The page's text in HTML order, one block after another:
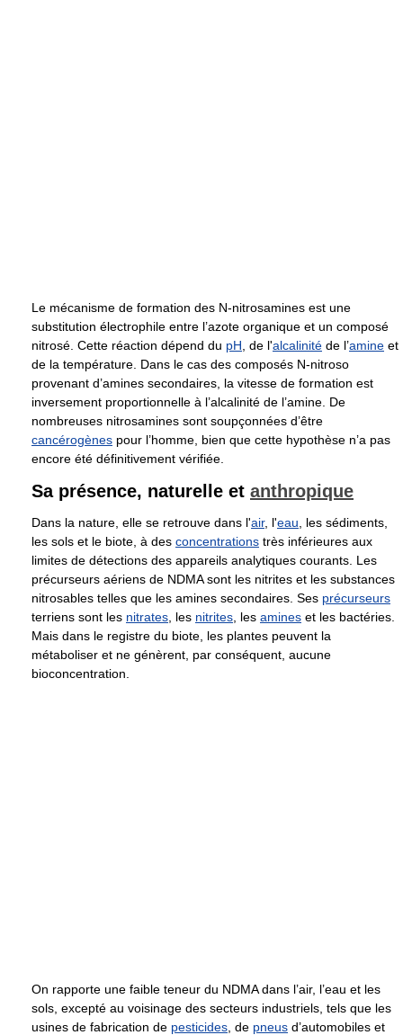
Le mécanisme de formation des N-nitrosamines est une
substitution électrophile entre l’azote organique et un composé
nitrosé. Cette réaction dépend du pH , de l'alcalinité de l’amine et
de la température. Dans le cas des composés N-nitroso
provenant d’amines secondaires, la vitesse de formation est
inversement proportionnelle à l’alcalinité de l’amine. De
nombreuses nitrosamines sont soupçonnées d’être
cancérogènes pour l’homme, bien que cette hypothèse n’a pas
encore été définitivement vérifiée.
Sa présence, naturelle et anthropique
Dans la nature, elle se retrouve dans l'air, l'eau , les sédiments,
les sols et le biote, à des concentrations très inférieures aux
limites de détections des appareils analytiques courants. Les
précurseurs aériens de NDMA sont les nitrites et les substances
nitrosables telles que les amines secondaires. Ses précurseurs
terriens sont les nitrates , les nitrites , les amines et les bactéries.
Mais dans le registre du biote, les plantes peuvent la
métaboliser et ne génèrent, par conséquent, aucune
bioconcentration.
On rapporte une faible teneur du NDMA dans l’air, l’eau et les
sols, excepté au voisinage des secteurs industriels, tels que les
usines de fabrication de pesticides , de pneus d’automobiles et